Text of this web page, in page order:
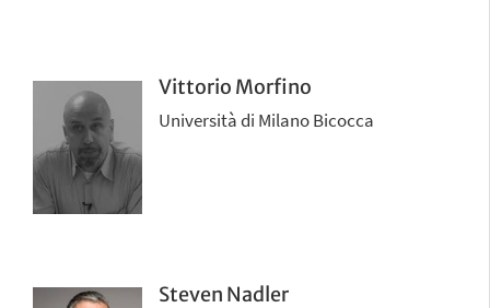
Vittorio Morfino
Università di Milano Bicocca
Steven Nadler